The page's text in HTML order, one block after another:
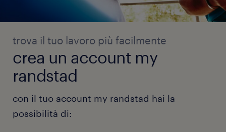
trova il tuo lavoro più facilmente
crea un account my
randstad
con il tuo account my randstad hai la
possibilità di: